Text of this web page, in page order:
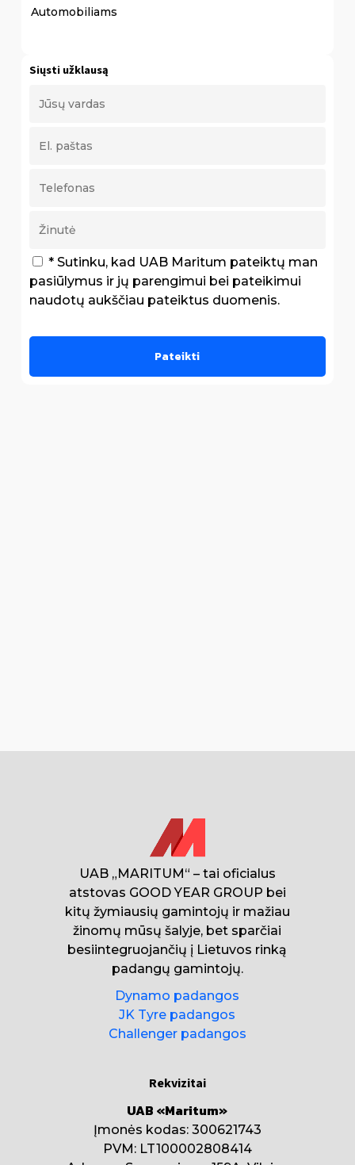
Automobiliams
Siųsti užklausą
* Sutinku, kad UAB Maritum pateiktų man
pasiūlymus ir jų parengimui bei pateikimui
naudotų aukščiau pateiktus duomenis.
UAB „MARITUM“ – tai oficialus
atstovas GOOD YEAR GROUP bei
kitų žymiausių gamintojų ir mažiau
žinomų mūsų šalyje, bet sparčiai
besiintegruojančių į Lietuvos rinką
padangų gamintojų.
Dynamo padangos
JK Tyre padangos
Challenger padangos
Rekvizitai
UAB «Maritum»
Įmonės kodas: 300621743
PVM: LT100002808414